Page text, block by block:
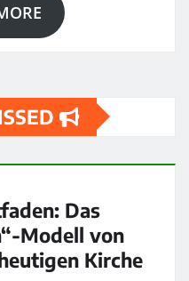
Das
Modell von
Kirche